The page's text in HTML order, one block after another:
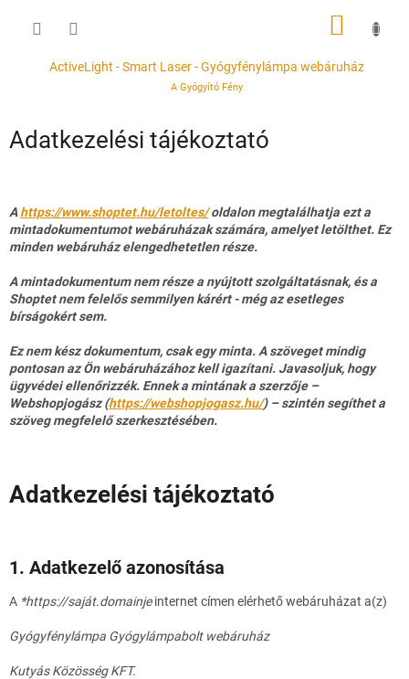
tartalomhozActiveLight - Smart Laser - Gyógyfénylámpa webáruház
A Gyógyító Fény
KOSÁR
Adatkezelési tájékoztató
Ahttps://www.shoptet.hu/letoltes/oldalon megtalálhatja ezt a
mintadokumentumot webáruházak számára, amelyet letölthet. Ez
minden webáruház elengedhetetlen része.
A mintadokumentum nem része a nyújtott szolgáltatásnak, és a
Shoptet nem felelős semmilyen kárért - még az esetleges
bírságokért sem.
Ez nem kész dokumentum, csak egy minta. A szöveget mindig
pontosan az Ön webáruházához kell igazítani. Javasoljuk, hogy
ügyvédei ellenőrizzék. Ennek a mintának a szerzője –
Webshopjogász (https://webshopjogasz.hu/) – szintén segíthet a
szöveg megfelelő szerkesztésében.
Adatkezelési tájékoztató
1. Adatkezelő azonosítása
A *https://saját.domainjeinternet címen elérhető webáruházat a(z)
Gyógyfénylámpa Gyógylámpabolt webáruház
Kutyás Közösség KFT.